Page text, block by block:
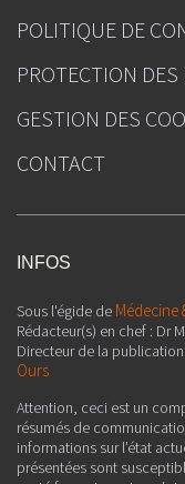
INFOS
Sous l'égide de Médecine
Rédacteur(s) en chef : Dr
Directeur de la
Ours
Attention, ceci est un
résumés de
informations sur l’état
présentées sont
POLITIQUE DE
PROTECTION
GESTION DES
CONTACT